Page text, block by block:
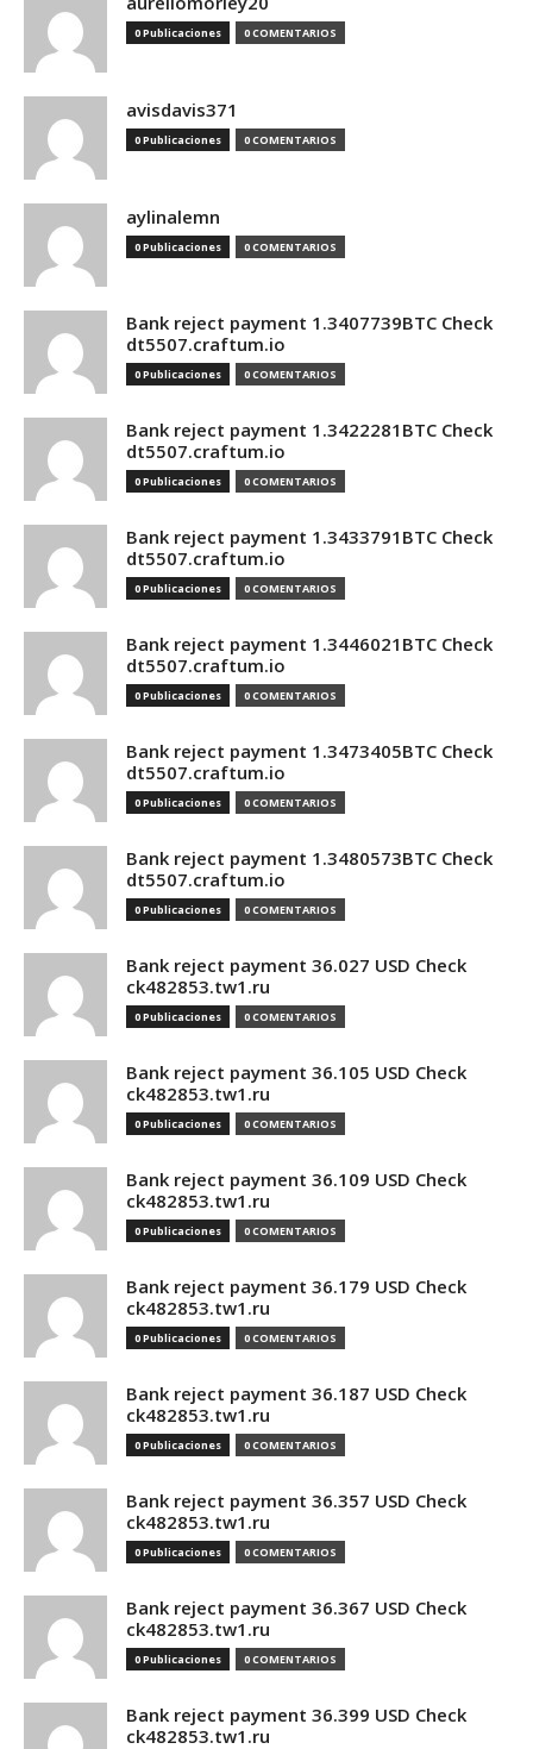
0 Publicaciones 0 COMENTARIOS
avisdavis371
0 Publicaciones 0 COMENTARIOS
aylinalemn
0 Publicaciones 0 COMENTARIOS
Bank reject payment 1.3407739BTC Check
dt5507.craftum.io
0 Publicaciones 0 COMENTARIOS
Bank reject payment 1.3422281BTC Check
dt5507.craftum.io
0 Publicaciones 0 COMENTARIOS
Bank reject payment 1.3433791BTC Check
dt5507.craftum.io
0 Publicaciones 0 COMENTARIOS
Bank reject payment 1.3446021BTC Check
dt5507.craftum.io
0 Publicaciones 0 COMENTARIOS
Bank reject payment 1.3473405BTC Check
dt5507.craftum.io
0 Publicaciones 0 COMENTARIOS
Bank reject payment 1.3480573BTC Check
dt5507.craftum.io
0 Publicaciones 0 COMENTARIOS
Bank reject payment 36.027 USD Check
ck482853.tw1.ru
0 Publicaciones 0 COMENTARIOS
Bank reject payment 36.105 USD Check
ck482853.tw1.ru
0 Publicaciones 0 COMENTARIOS
Bank reject payment 36.109 USD Check
ck482853.tw1.ru
0 Publicaciones 0 COMENTARIOS
Bank reject payment 36.179 USD Check
ck482853.tw1.ru
0 Publicaciones 0 COMENTARIOS
Bank reject payment 36.187 USD Check
ck482853.tw1.ru
0 Publicaciones 0 COMENTARIOS
Bank reject payment 36.357 USD Check
ck482853.tw1.ru
0 Publicaciones 0 COMENTARIOS
Bank reject payment 36.367 USD Check
ck482853.tw1.ru
0 Publicaciones 0 COMENTARIOS
Bank reject payment 36.399 USD Check
ck482853.tw1.ru